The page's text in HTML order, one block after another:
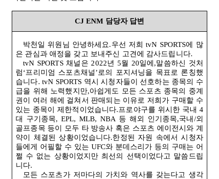
CJ ENM 담당자 답변
박천일 위원님 안녕하세요.우선 저희 tvN SPORTS에 많
은 관심과 애정을 갖고 보내주신 고견에 감사드립니다.
tvN SPORTS 채널은 2022년 5월 20일에,말씀하신 것처
럼‘프리미엄 스포츠채널’로의 포지셔닝을 목표로 론칭했
습니다. tvN SPORTS 역시 시청자들이 선호하는 종목의 수
급을 위해 노력했지만,아쉽게도 모든 스포츠 종목의 중계
권이 여러 해에 걸쳐서 판매되는 이유로 저희가 구매할 수
있는 종목이 제한적이었습니다.프로야구를 위시한 국내 4
대 구기종목, EPL, MLB, NBA 등 해외 인기종목,국내 /외
골프종목 등이 모두 타 방송사 혹은 스포츠 에이전시와 계
약이 체결된 상황이었습니다.한정된 자원 속에서 시청자
들에게 어필할 수 있는 UFC와 분데스리가 등의 구매는 어
쩔 수 없는 상황이었지만 최선의 선택이었다고 말씀드립
니다.
모든 스포츠가 저마다의 가치와 역사를 갖는다고 생각